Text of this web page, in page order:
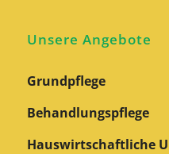
Unsere Angebote
Grundpflege
Behandlungspflege
Hauswirtschaftliche